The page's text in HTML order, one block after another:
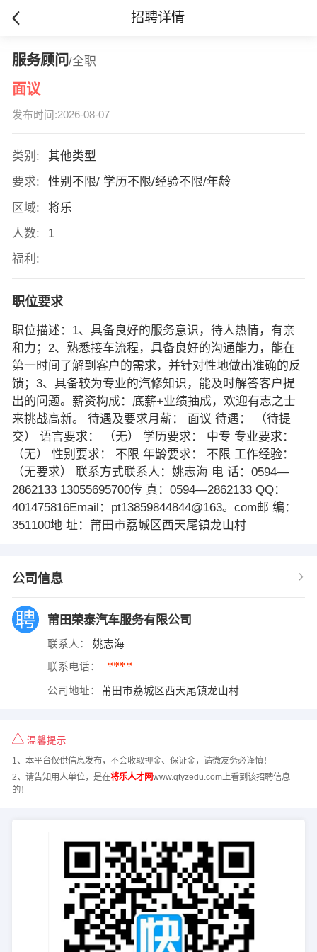
招聘详情
服务顾问/全职
面议
发布时间:2026-08-07
类别:
其他类型
要求:
性别不限/ 学历不限/经验不限/年龄
区域:
将乐
人数:
1
福利:
职位要求
职位描述：1、具备良好的服务意识，待人热情，有亲
和力；2、熟悉接车流程，具备良好的沟通能力，能在
第一时间了解到客户的需求，并针对性地做出准确的反
馈；3、具备较为专业的汽修知识，能及时解答客户提
出的问题。薪资构成：底薪+业绩抽成，欢迎有志之士
来挑战高新。 待遇及要求月薪： 面议 待遇： （待提
交） 语言要求： （无） 学历要求： 中专 专业要求：
（无） 性别要求： 不限 年龄要求： 不限 工作经验：
（无要求） 联系方式联系人：姚志海 电 话：0594—
2862133 13055695700传 真：0594—2862133 QQ：
401475816Email：pt13859844844@163。com邮 编：
351100地 址：莆田市荔城区西天尾镇龙山村
公司信息
莆田荣泰汽车服务有限公司
联系人： 姚志海
联系电话： ****
公司地址： 莆田市荔城区西天尾镇龙山村
温馨提示
1、本平台仅供信息发布，不会收取押金、保证金，请微友务必谨慎！
2、请告知用人单位，是在将乐人才网www.qtyzedu.com上看到该招聘信息
的！